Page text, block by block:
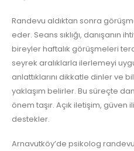
Randevu aldıktan sonra
eder. Seans sıklığı, danışanın
bireyler haftalık görüşmeleri
seyrek aralıklarla ilerlemeyi
anlattıklarını dikkatle dinler ve
yaklaşım belirler. Bu süreçte
önem taşır. Açık iletişim,
destekler.
Arnavutköy’de psikolog